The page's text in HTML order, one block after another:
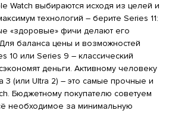
Watch выбираются исходя из целей и
технологий – берите Series 11:
«здоровые» фичи делают его
баланса цены и возможностей
10 или Series 9 – классический
деньги. Активному человеку
3 (или Ultra 2) – это самые прочные и
Бюджетному покупателю советуем
необходимое за минимальную